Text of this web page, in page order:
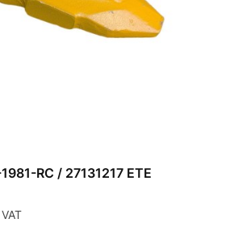
RC / 27131217 ETE
VAT